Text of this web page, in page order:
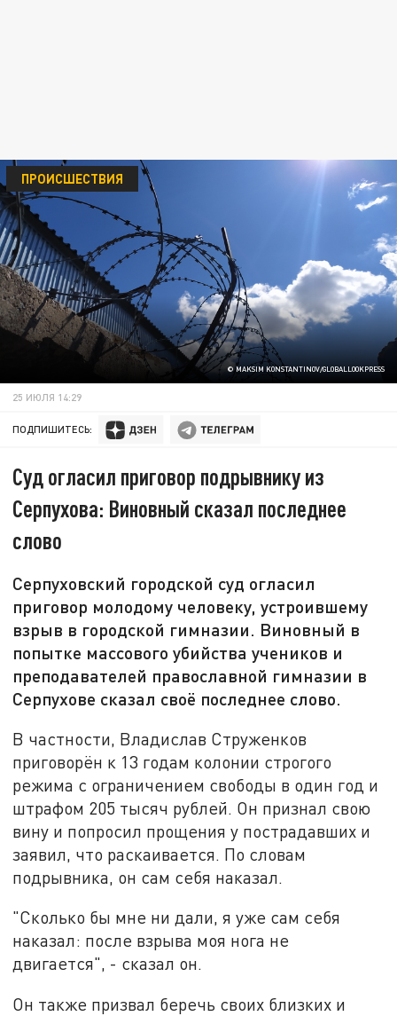
© MAKSIM KONSTANTINOV/GLOBALLOOKPRESS
ПРОИСШЕСТВИЯ
25 ИЮЛЯ 14:29
ПОДПИШИТЕСЬ:
Суд огласил приговор подрывнику из
Серпухова: Виновный сказал последнее
слово
Серпуховский городской суд огласил
приговор молодому человеку, устроившему
взрыв в городской гимназии. Виновный в
попытке массового убийства учеников и
преподавателей православной гимназии в
Серпухове сказал своё последнее слово.
В частности, Владислав Струженков
приговорён к 13 годам колонии строгого
режима с ограничением свободы в один год и
штрафом 205 тысяч рублей. Он признал свою
вину и попросил прощения у пострадавших и
заявил, что раскаивается. По словам
подрывника, он сам себя наказал.
"Сколько бы мне ни дали, я уже сам себя
наказал: после взрыва моя нога не
двигается", - сказал он.
Он также призвал беречь своих близких и